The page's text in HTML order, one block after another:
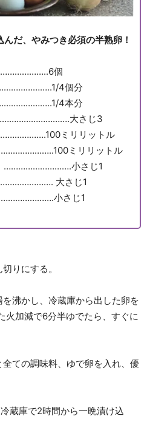
だ、やみつき必須の半熟卵！
個
4個分
4本分
………………………….大さじ3
ミリリットル
ミリリットル
……………………….小さじ1
大さじ1
小さじ1
りにする。
沸かし、冷蔵庫から出した卵を
火加減で6分半ゆでたら、すぐに
ての調味料、ゆで卵を入れ、優
蔵庫で2時間から一晩漬け込